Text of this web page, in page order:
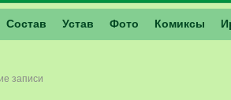
Состав Устав Фото Комиксы
записи